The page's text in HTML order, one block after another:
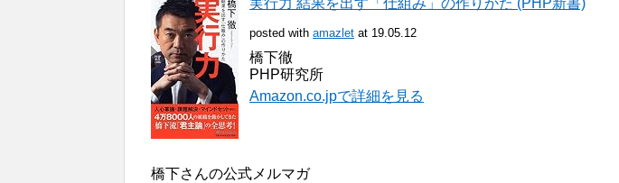
実行力 結果を出す「仕組み」の作りかた (PHP新書)
posted with amazlet at 19.05.12
橋下徹
PHP研究所
Amazon.co.jpで詳細を見る
橋下さんの公式メルマガ